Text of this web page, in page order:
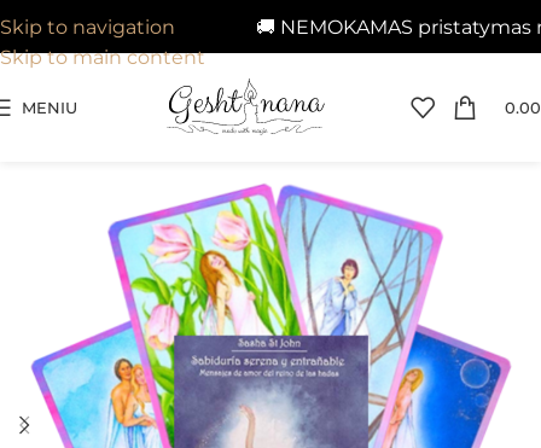
🚚 NEMOKAMAS pristatymas
Skip to navigation
Skip to main content
MENIU 0.00